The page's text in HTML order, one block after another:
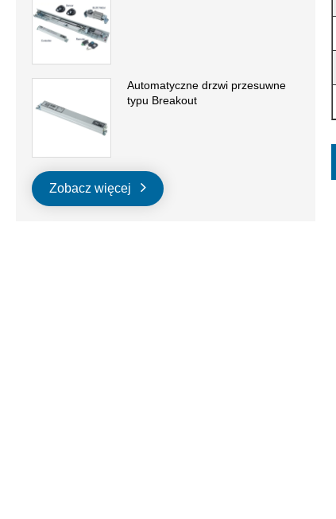
Automatyczne drzwi przesuwne
typu Breakout
Zobacz więcej